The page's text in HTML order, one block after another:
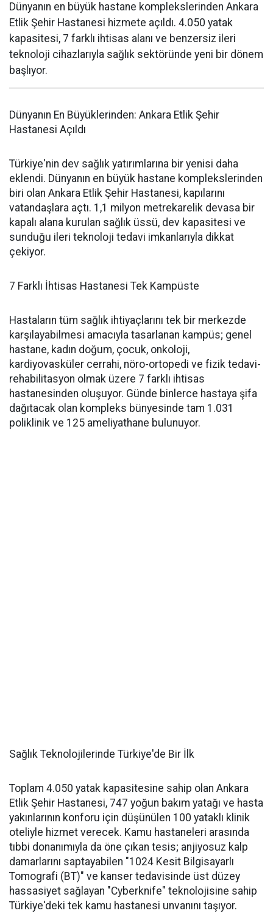
Dünyanın en büyük hastane komplekslerinden Ankara
Etlik Şehir Hastanesi hizmete açıldı. 4.050 yatak
kapasitesi, 7 farklı ihtisas alanı ve benzersiz ileri
teknoloji cihazlarıyla sağlık sektöründe yeni bir dönem
başlıyor.
Dünyanın En Büyüklerinden: Ankara Etlik Şehir
Hastanesi Açıldı
Türkiye'nin dev sağlık yatırımlarına bir yenisi daha
eklendi. Dünyanın en büyük hastane komplekslerinden
biri olan Ankara Etlik Şehir Hastanesi, kapılarını
vatandaşlara açtı. 1,1 milyon metrekarelik devasa bir
kapalı alana kurulan sağlık üssü, dev kapasitesi ve
sunduğu ileri teknoloji tedavi imkanlarıyla dikkat
çekiyor.
7 Farklı İhtisas Hastanesi Tek Kampüste
Hastaların tüm sağlık ihtiyaçlarını tek bir merkezde
karşılayabilmesi amacıyla tasarlanan kampüs; genel
hastane, kadın doğum, çocuk, onkoloji,
kardiyovasküler cerrahi, nöro-ortopedi ve fizik tedavi-
rehabilitasyon olmak üzere 7 farklı ihtisas
hastanesinden oluşuyor. Günde binlerce hastaya şifa
dağıtacak olan kompleks bünyesinde tam 1.031
poliklinik ve 125 ameliyathane bulunuyor.
Sağlık Teknolojilerinde Türkiye'de Bir İlk
Toplam 4.050 yatak kapasitesine sahip olan Ankara
Etlik Şehir Hastanesi, 747 yoğun bakım yatağı ve hasta
yakınlarının konforu için düşünülen 100 yataklı klinik
oteliyle hizmet verecek. Kamu hastaneleri arasında
tıbbi donanımıyla da öne çıkan tesis; anjiyosuz kalp
damarlarını saptayabilen "1024 Kesit Bilgisayarlı
Tomografi (BT)" ve kanser tedavisinde üst düzey
hassasiyet sağlayan "Cyberknife" teknolojisine sahip
Türkiye'deki tek kamu hastanesi unvanını taşıyor.